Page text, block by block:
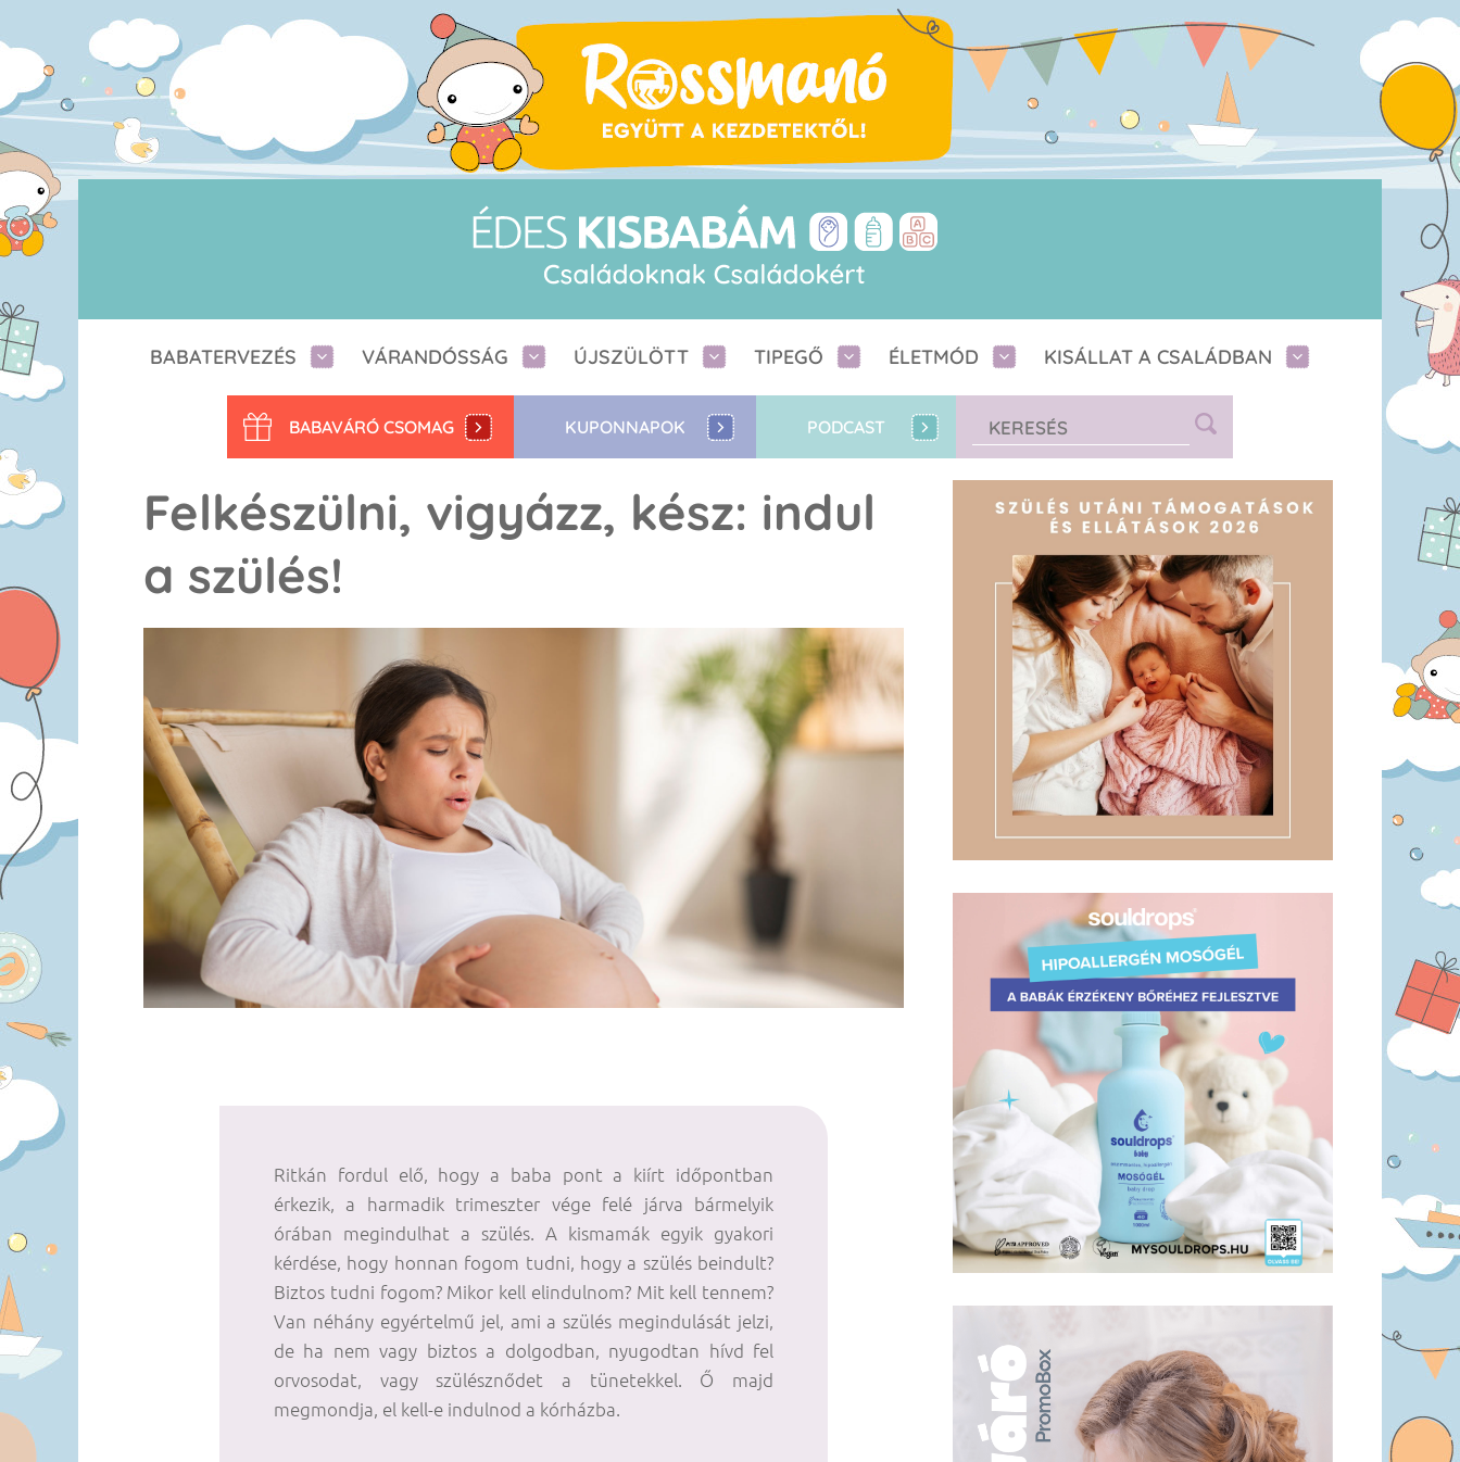
BABATERVEZÉS VÁRANDÓSSÁG ÚJSZÜLÖTT TIPEGŐ ÉLETMÓD KISÁLLAT A CSALÁDBAN
BABAVÁRÓ CSOMAG KUPONNAPOK PODCAST
Felkészülni, vigyázz, kész: indul
a szülés!
Ritkán fordul elő, hogy a baba pont a kiírt időpontban
érkezik, a harmadik trimeszter vége felé járva bármelyik
órában megindulhat a szülés. A kismamák egyik gyakori
kérdése, hogy honnan fogom tudni, hogy a szülés beindult?
Biztos tudni fogom? Mikor kell elindulnom? Mit kell tennem?
Van néhány egyértelmű jel, ami a szülés megindulását jelzi,
de ha nem vagy biztos a dolgodban, nyugodtan hívd fel
orvosodat, vagy szülésznődet a tünetekkel. Ő majd
megmondja, el kell-e indulnod a kórházba.